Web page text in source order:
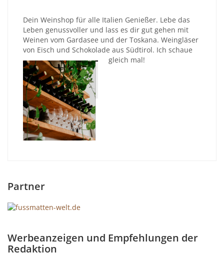
Dein Weinshop für alle Italien Genießer. Lebe das
Leben genussvoller und lass es dir gut gehen mit
Weinen vom Gardasee und der Toskana. Weingläser
von Eisch und Schokolade aus Südtirol. Ich schaue
gleich mal!
Partner
Werbeanzeigen und Empfehlungen der
Redaktion